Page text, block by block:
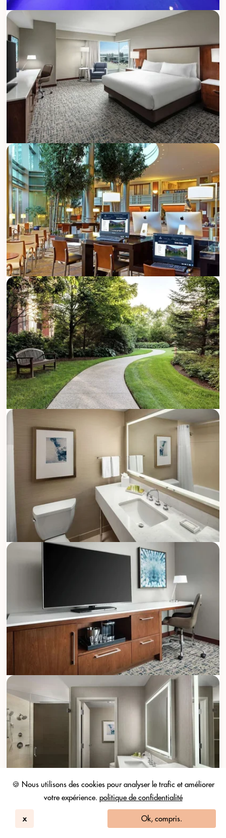
🍪 Nous utilisons des cookies pour analyser le trafic et améliorer
votre expérience. politique de confidentialité
x Ok, compris.